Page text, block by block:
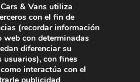
a un nivel
ofrecer un servicio que se
la Vogue Fashion Night
en la que moverte
& Vans utiliza
con el fin de
(recordar información
con determinadas
diferenciar su
usuarios), con fines
interactúa con el